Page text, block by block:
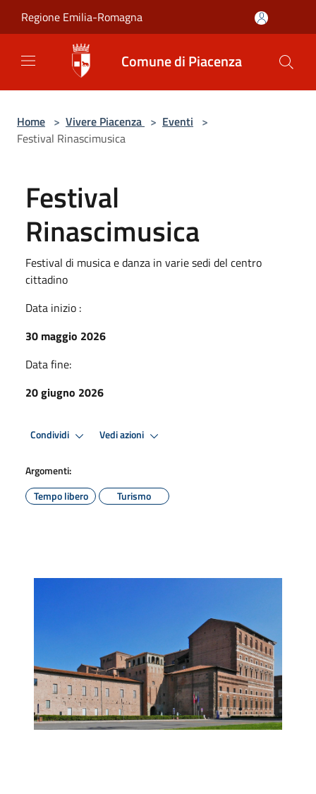
Regione Emilia-Romagna
Comune di Piacenza
Home > Vivere Piacenza > Eventi >
Festival Rinascimusica
Festival
Rinascimusica
Festival di musica e danza in varie sedi del centro
cittadino
Data inizio :
30 maggio 2026
Data fine:
20 giugno 2026
Condividi Vedi azioni
Argomenti:
Tempo libero
Turismo